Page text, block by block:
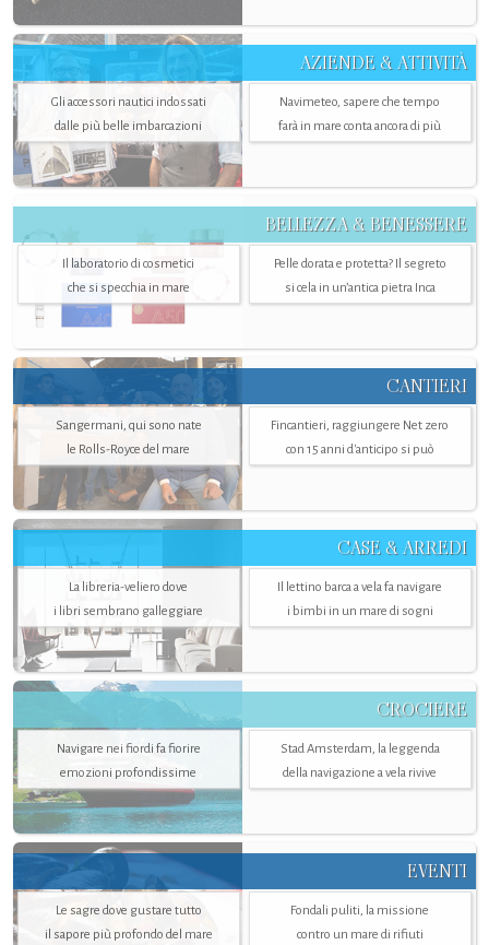
AZIENDE & ATTIVITÀ
Gli accessori nautici indossati
dalle più belle imbarcazioni
Navimeteo, sapere che tempo
farà in mare conta ancora di più
BELLEZZA & BENESSERE
Il laboratorio di cosmetici
che si specchia in mare
Pelle dorata e protetta? Il segreto
si cela in un’antica pietra Inca
CANTIERI
Sangermani, qui sono nate
le Rolls-Royce del mare
Fincantieri, raggiungere Net zero
con 15 anni d'anticipo si può
CASE & ARREDI
La libreria-veliero dove
i libri sembrano galleggiare
Il lettino barca a vela fa navigare
i bimbi in un mare di sogni
CROCIERE
Navigare nei fiordi fa fiorire
emozioni profondissime
Stad Amsterdam, la leggenda
della navigazione a vela rivive
EVENTI
Le sagre dove gustare tutto
il sapore più profondo del mare
Fondali puliti, la missione
contro un mare di rifiuti